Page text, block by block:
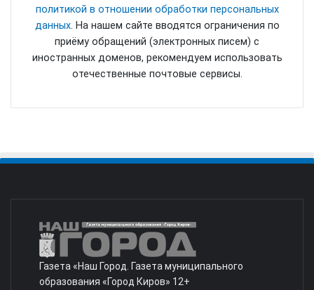
политикой в отношении обработки персональных
данных. На нашем сайте вводятся ограничения по
приёму обращений (электронных писем) с
иностранных доменов, рекомендуем использовать
отечественные почтовые сервисы.
Газета «Наш Город. Газета муниципального
образования «Город Киров» 12+